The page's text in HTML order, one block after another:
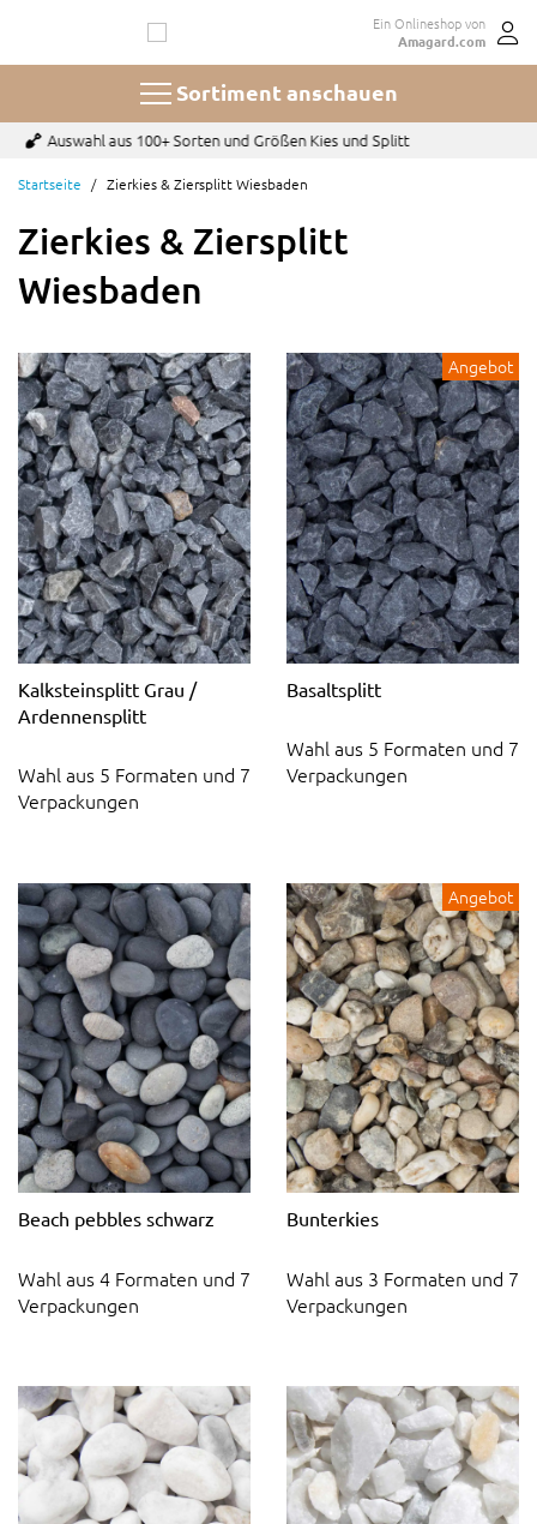
springen
Ein Onlineshop von
Amagard.com
Sortiment anschauen
Bezahlen mit u.a. Paypal, Karte oder auf Rechnung
Startseite Zierkies & Ziersplitt Wiesbaden
Zierkies & Ziersplitt
Wiesbaden
Kalksteinsplitt Grau /
Ardennensplitt
Wahl aus 5 Formaten und 7
Verpackungen
Angebot
Basaltsplitt
Wahl aus 5 Formaten und 7
Verpackungen
Beach pebbles schwarz
Wahl aus 4 Formaten und 7
Verpackungen
Angebot
Bunterkies
Wahl aus 3 Formaten und 7
Verpackungen